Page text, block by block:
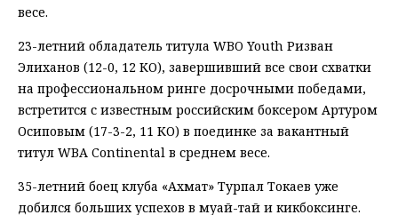
весе.
23-летний обладатель титула WBO Youth Ризван
Элиханов (12-0, 12 КО), завершивший все свои схватки
на профессиональном ринге досрочными победами,
встретится с известным российским боксером Артуром
Осиповым (17-3-2, 11 КО) в поединке за вакантный
титул WBA Continental в среднем весе.
35-летний боец клуба «Ахмат» Турпал Токаев уже
добился больших успехов в муай-тай и кикбоксинге.